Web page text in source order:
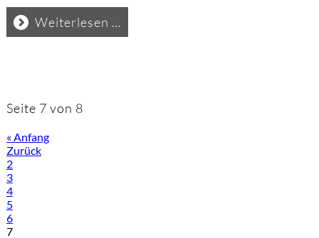
Weiterlesen …
für:
Seite 7 von 8
« Anfang
Zurück
2
3
4
5
6
7